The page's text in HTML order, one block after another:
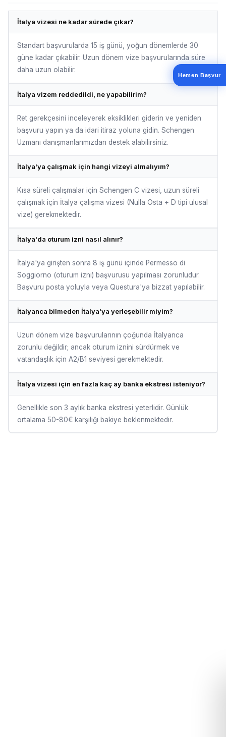
İtalya vizesi ne kadar sürede çıkar?
Standart başvurularda 15 iş günü, yoğun dönemlerde 30
güne kadar çıkabilir. Uzun dönem vize başvurularında süre
daha uzun olabilir.
İtalya vizem reddedildi, ne yapabilirim?
Ret gerekçesini inceleyerek eksiklikleri giderin ve yeniden
başvuru yapın ya da idari itiraz yoluna gidin. Schengen
Uzmanı danışmanlarımızdan destek alabilirsiniz.
İtalya'ya çalışmak için hangi vizeyi almalıyım?
Kısa süreli çalışmalar için Schengen C vizesi, uzun süreli
çalışmak için İtalya çalışma vizesi (Nulla Osta + D tipi ulusal
vize) gerekmektedir.
İtalya'da oturum izni nasıl alınır?
İtalya'ya girişten sonra 8 iş günü içinde Permesso di
Soggiorno (oturum izni) başvurusu yapılması zorunludur.
Başvuru posta yoluyla veya Questura'ya bizzat yapılabilir.
İtalyanca bilmeden İtalya'ya yerleşebilir miyim?
Uzun dönem vize başvurularının çoğunda İtalyanca
zorunlu değildir; ancak oturum iznini sürdürmek ve
vatandaşlık için A2/B1 seviyesi gerekmektedir.
İtalya vizesi için en fazla kaç ay banka ekstresi isteniyor?
Genellikle son 3 aylık banka ekstresi yeterlidir. Günlük
ortalama 50-80€ karşılığı bakiye beklenmektedir.
Hemen Başvur